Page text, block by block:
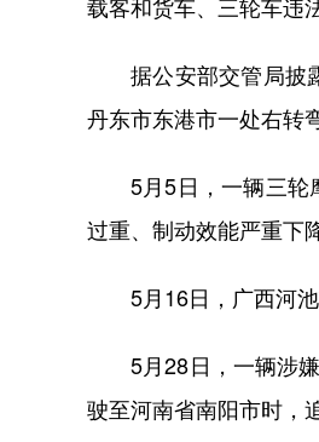
载客和货车、三轮车违
据公安部交管局披露
丹东市东港市一处右转
5月5日，一辆三轮摩
过重、制动效能严重下
5月16日，广西河池
5月28日，一辆涉嫌
驶至河南省南阳市时，